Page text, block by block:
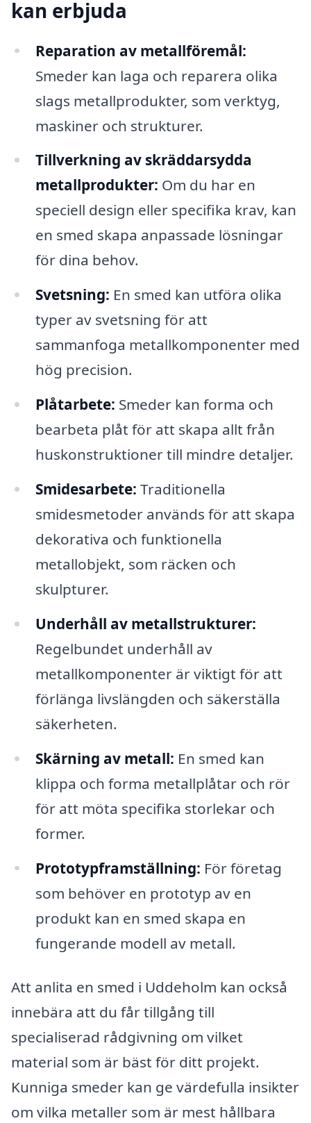
kan erbjuda
Reparation av metallföremål:
Smeder kan laga och reparera olika
slags metallprodukter, som verktyg,
maskiner och strukturer.
Tillverkning av skräddarsydda
metallprodukter: Om du har en
speciell design eller specifika krav, kan
en smed skapa anpassade lösningar
för dina behov.
Svetsning: En smed kan utföra olika
typer av svetsning för att
sammanfoga metallkomponenter med
hög precision.
Plåtarbete: Smeder kan forma och
bearbeta plåt för att skapa allt från
huskonstruktioner till mindre detaljer.
Smidesarbete: Traditionella
smidesmetoder används för att skapa
dekorativa och funktionella
metallobjekt, som räcken och
skulpturer.
Underhåll av metallstrukturer:
Regelbundet underhåll av
metallkomponenter är viktigt för att
förlänga livslängden och säkerställa
säkerheten.
Skärning av metall: En smed kan
klippa och forma metallplåtar och rör
för att möta specifika storlekar och
former.
Prototypframställning: För företag
som behöver en prototyp av en
produkt kan en smed skapa en
fungerande modell av metall.
Att anlita en smed i Uddeholm kan också
innebära att du får tillgång till
specialiserad rådgivning om vilket
material som är bäst för ditt projekt.
Kunniga smeder kan ge värdefulla insikter
om vilka metaller som är mest hållbara